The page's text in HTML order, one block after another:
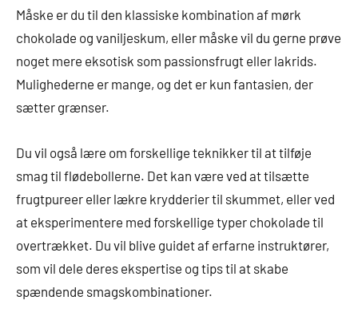
Måske er du til den klassiske kombination af mørk
chokolade og vaniljeskum, eller måske vil du gerne prøve
noget mere eksotisk som passionsfrugt eller lakrids.
Mulighederne er mange, og det er kun fantasien, der
sætter grænser.
Du vil også lære om forskellige teknikker til at tilføje
smag til flødebollerne. Det kan være ved at tilsætte
frugtpureer eller lækre krydderier til skummet, eller ved
at eksperimentere med forskellige typer chokolade til
overtrækket. Du vil blive guidet af erfarne instruktører,
som vil dele deres ekspertise og tips til at skabe
spændende smagskombinationer.